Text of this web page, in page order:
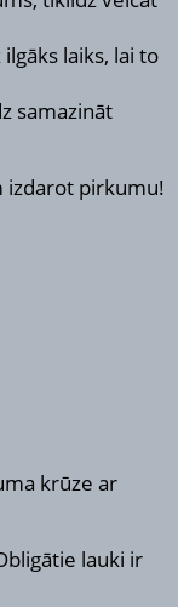
laiks, lai to
samazināt
izdarot pirkumu!
krūze ar
lauki ir